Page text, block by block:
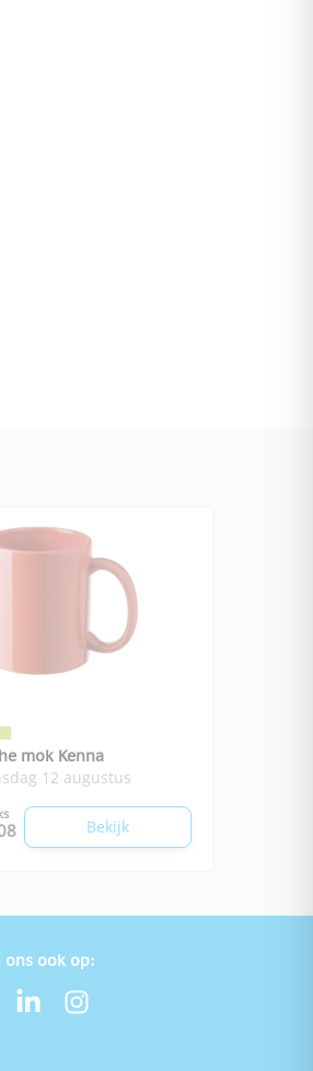
mok Kenna
12 augustus
Bekijk
ons ook op: